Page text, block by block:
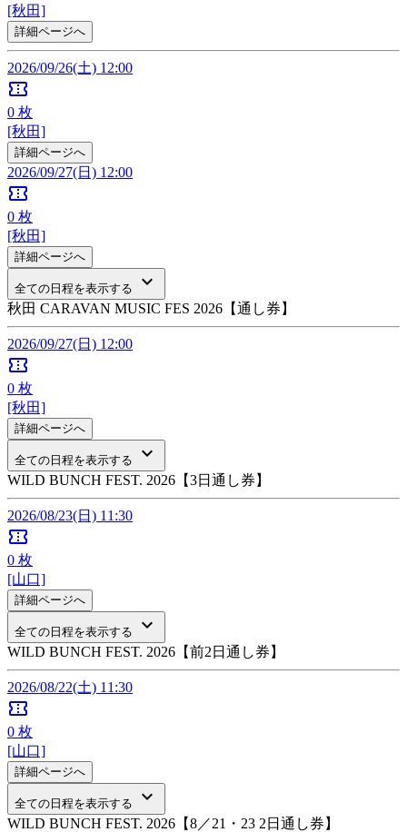
[秋田]
詳細ページへ
2026/09/26(土) 12:00
confirmation_number
0 枚
[秋田]
詳細ページへ
2026/09/27(日) 12:00
confirmation_number
0 枚
[秋田]
詳細ページへ
全ての日程を表示する keyboard_arrow_down
秋田 CARAVAN MUSIC FES 2026【通し券】
2026/09/27(日) 12:00
confirmation_number
0 枚
[秋田]
詳細ページへ
全ての日程を表示する keyboard_arrow_down
WILD BUNCH FEST. 2026【3日通し券】
2026/08/23(日) 11:30
confirmation_number
0 枚
[山口]
詳細ページへ
全ての日程を表示する keyboard_arrow_down
WILD BUNCH FEST. 2026【前2日通し券】
2026/08/22(土) 11:30
confirmation_number
0 枚
[山口]
詳細ページへ
全ての日程を表示する keyboard_arrow_down
WILD BUNCH FEST. 2026【8／21・23 2日通し券】